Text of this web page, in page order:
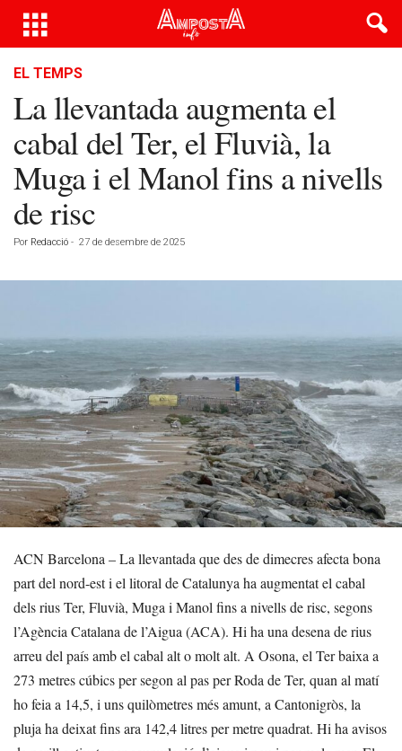
EL TEMPS
La llevantada augmenta el
cabal del Ter, el Fluvià, la
Muga i el Manol fins a nivells
de risc
Por Redacció - 27 de desembre de 2025
ACN Barcelona – La llevantada que des de dimecres afecta bona
part del nord-est i el litoral de Catalunya ha augmentat el cabal
dels rius Ter, Fluvià, Muga i Manol fins a nivells de risc, segons
l’Agència Catalana de l’Aigua (ACA). Hi ha una desena de rius
arreu del país amb el cabal alt o molt alt. A Osona, el Ter baixa a
273 metres cúbics per segon al pas per Roda de Ter, quan al matí
ho feia a 14,5, i uns quilòmetres més amunt, a Cantonigròs, la
pluja ha deixat fins ara 142,4 litres per metre quadrat. Hi ha avisos